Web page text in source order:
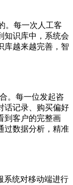
。每一次人工客
知识库中，系统会
库越来越完善，智
。每一位发起咨
话记录、购买偏好
到客户的完整画
过数据分析，精准
系统对移动端进行